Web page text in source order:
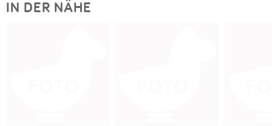
IN DER NÄHE